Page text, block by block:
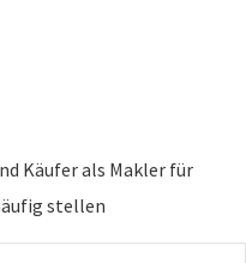
Käufer als Makler für
stellen